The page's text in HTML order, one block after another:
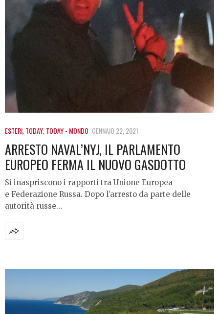
ESTERI,TODAY,TODAY - MONDO GENNAIO 22, 2021
ARRESTO NAVAL’NYJ, IL PARLAMENTO
EUROPEO FERMA IL NUOVO GASDOTTO
Si inaspriscono i rapporti tra Unione Europea
e Federazione Russa. Dopo l’arresto da parte delle
autorità russe…